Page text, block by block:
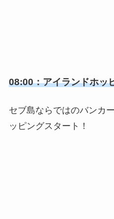
08:00：アイランドホッ
セブ島ならではのバンカ
ッピングスタート！